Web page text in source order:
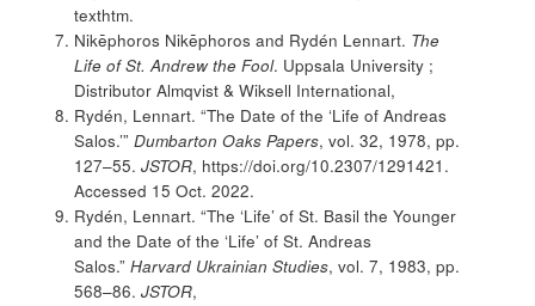
texthtm.
Nikēphoros Nikēphoros and Rydén Lennart. The
Life of St. Andrew the Fool. Uppsala University ;
Distributor Almqvist & Wiksell International,
Rydén, Lennart. “The Date of the ‘Life of Andreas
Salos.’”Dumbarton Oaks Papers, vol. 32, 1978, pp.
127–55.JSTOR, https://doi.org/10.2307/1291421.
Accessed 15 Oct. 2022.
Rydén, Lennart. “The ‘Life’ of St. Basil the Younger
and the Date of the ‘Life’ of St. Andreas
Salos.”Harvard Ukrainian Studies, vol. 7, 1983, pp.
568–86.JSTOR,